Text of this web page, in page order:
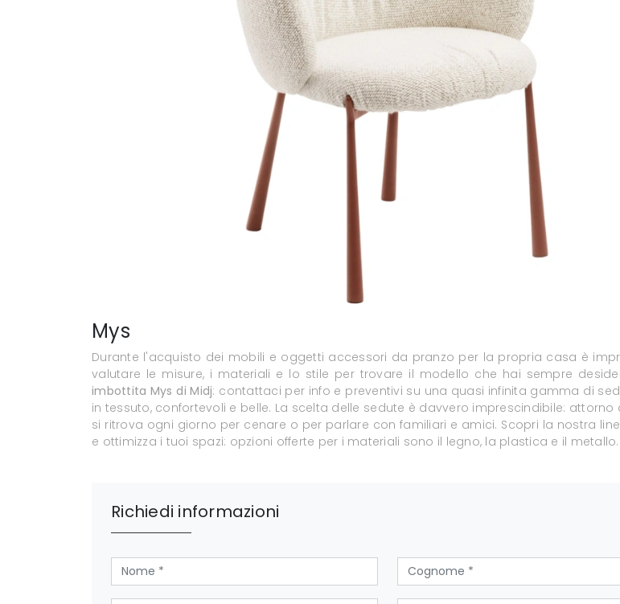
Mys
Durante l'acquisto dei mobili e oggetti accessori da pranzo per la propria casa è
valutare le misure, i materiali e lo stile per trovare il modello che hai sempre
imbottita Mys di Midj: contattaci per info e preventivi su una quasi infinita gamma di
in tessuto, confortevoli e belle. La scelta delle sedute è davvero imprescindibile: attorno
si ritrova ogni giorno per cenare o per parlare con familiari e amici. Scopri la nostra
e ottimizza i tuoi spazi: opzioni offerte per i materiali sono il legno, la plastica e il metallo.
Richiedi informazioni